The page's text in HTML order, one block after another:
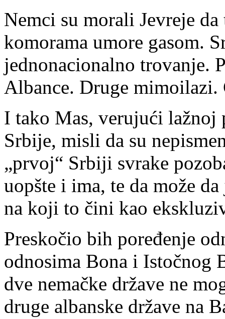
Nemci su morali Jevreje
komorama umore gasom.
jednonacionalno trovanje.
Albance. Druge mimoilazi.
I tako Mas, verujući lažnoj
Srbije, misli da su
„prvoj“ Srbiji svrake
uopšte i ima, te da može
na koji to čini kao
Preskočio bih poređenje
odnosima Bona i Istočnog
dve nemačke države ne
druge albanske države na